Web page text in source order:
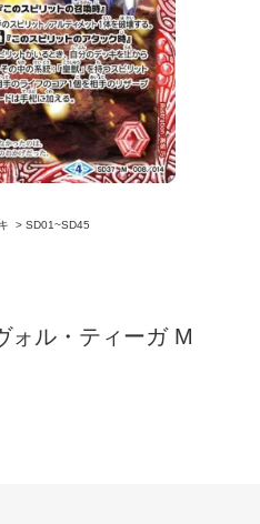
> SD01~SD45
ォル・ティーガ M